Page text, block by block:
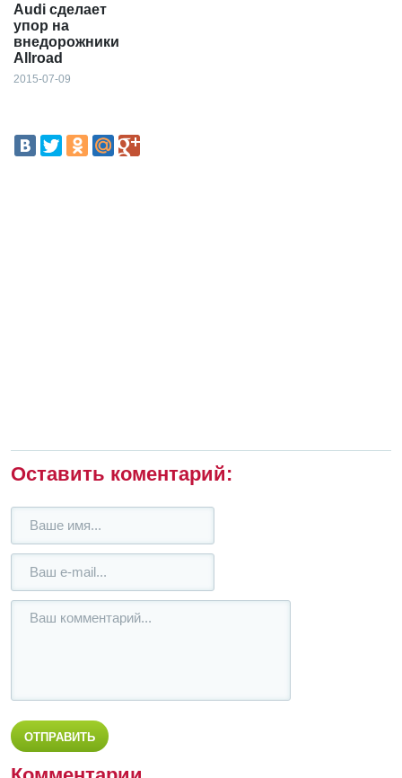
Audi сделает
упор на
внедорожники
Allroad
2015-07-09
Оставить коментарий: